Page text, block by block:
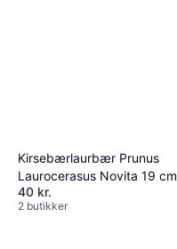
Kirsebærlaurbær Prunus
Laurocerasus Novita 19 cm
Potte Træ & Busk
40 kr.
2 butikker